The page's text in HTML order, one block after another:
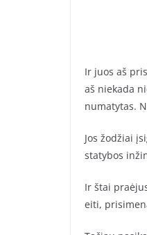
Ir juos aš
aš niekada
numatytas.
Jos žodžiai
statybos
Ir štai
eiti,